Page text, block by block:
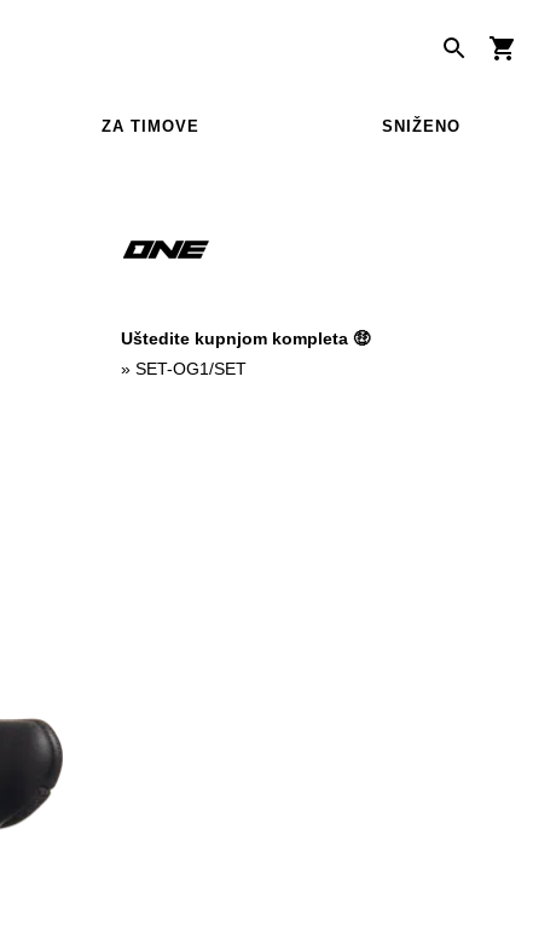
ZA TIMOVE SNIŽENO
Uštedite kupnjom kompleta 🤑
» SET-OG1/SET